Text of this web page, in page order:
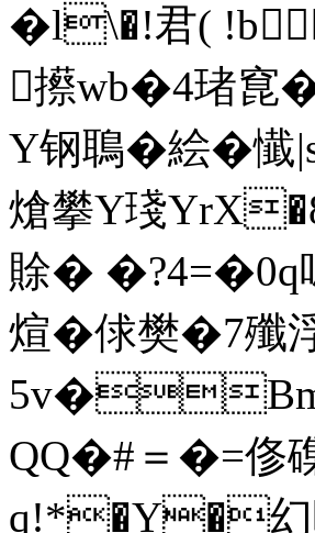
�l\�!君(
攃wb�4琽
Y钢鵈�絵�
熗攀Y琖
賖� �
煊�俅樊�7殲
QQ�#＝�=俢
q!*�Y�幻